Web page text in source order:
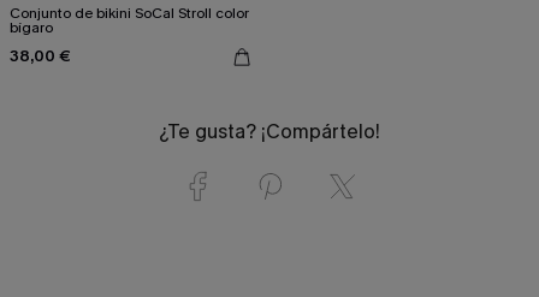
Conjunto de bikini SoCal Stroll color
bígaro
38,00 €
¿Te gusta? ¡Compártelo!